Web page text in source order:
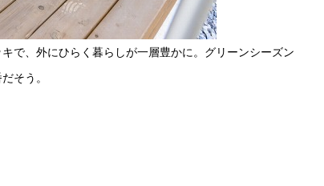
で、外にひらく暮らしが一層豊かに。グリーンシーズン
そう。